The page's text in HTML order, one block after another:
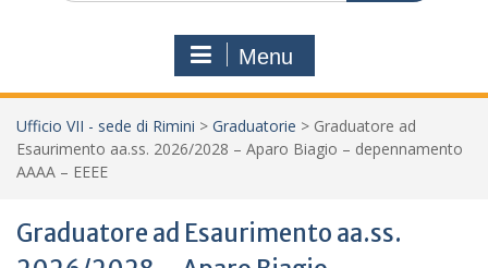
Menu
Ufficio VII - sede di Rimini > Graduatorie > Graduatore ad
Esaurimento aa.ss. 2026/2028 – Aparo Biagio – depennamento
AAAA – EEEE
Graduatore ad Esaurimento aa.ss.